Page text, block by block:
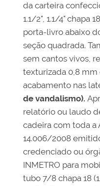
da carteira
1.1/2", 1.1/4" chapa
porta-livro abaixo
seção quadrada.
sem cantos vivos,
texturizada 0,8 mm
acabamento nas
de vandalismo).
relatório ou laudo
cadeira com toda a
14.006/2008
credenciado ou
INMETRO para
tubo 7/8 chapa 18